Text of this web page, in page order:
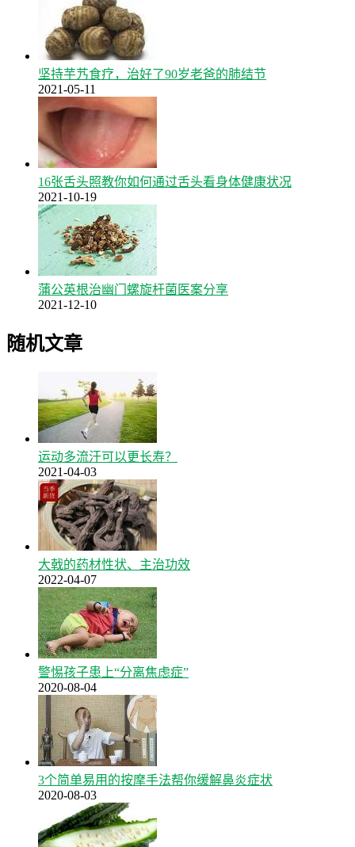
坚持芋艿食疗，治好了90岁老爸的肺结节
2021-05-11
16张舌头照教你如何通过舌头看身体健康状况
2021-10-19
蒲公英根治幽门螺旋杆菌医案分享
2021-12-10
随机文章
运动多流汗可以更长寿？
2021-04-03
大戟的药材性状、主治功效
2022-04-07
警惕孩子患上“分离焦虑症”
2020-08-04
3个简单易用的按摩手法帮你缓解鼻炎症状
2020-08-03